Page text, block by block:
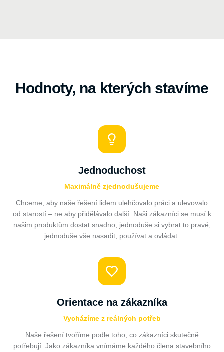
Hodnoty, na kterých stavíme
Jednoduchost
Maximálně zjednodušujeme
Chceme, aby naše řešení lidem ulehčovalo práci a ulevovalo
od starostí – ne aby přidělávalo další. Naši zákazníci se musí k
našim produktům dostat snadno, jednoduše si vybrat to pravé,
jednoduše vše nasadit, používat a ovládat.
Orientace na zákazníka
Vycházíme z reálných potřeb
Naše řešení tvoříme podle toho, co zákazníci skutečně
potřebují. Jako zákazníka vnímáme každého člena stavebního